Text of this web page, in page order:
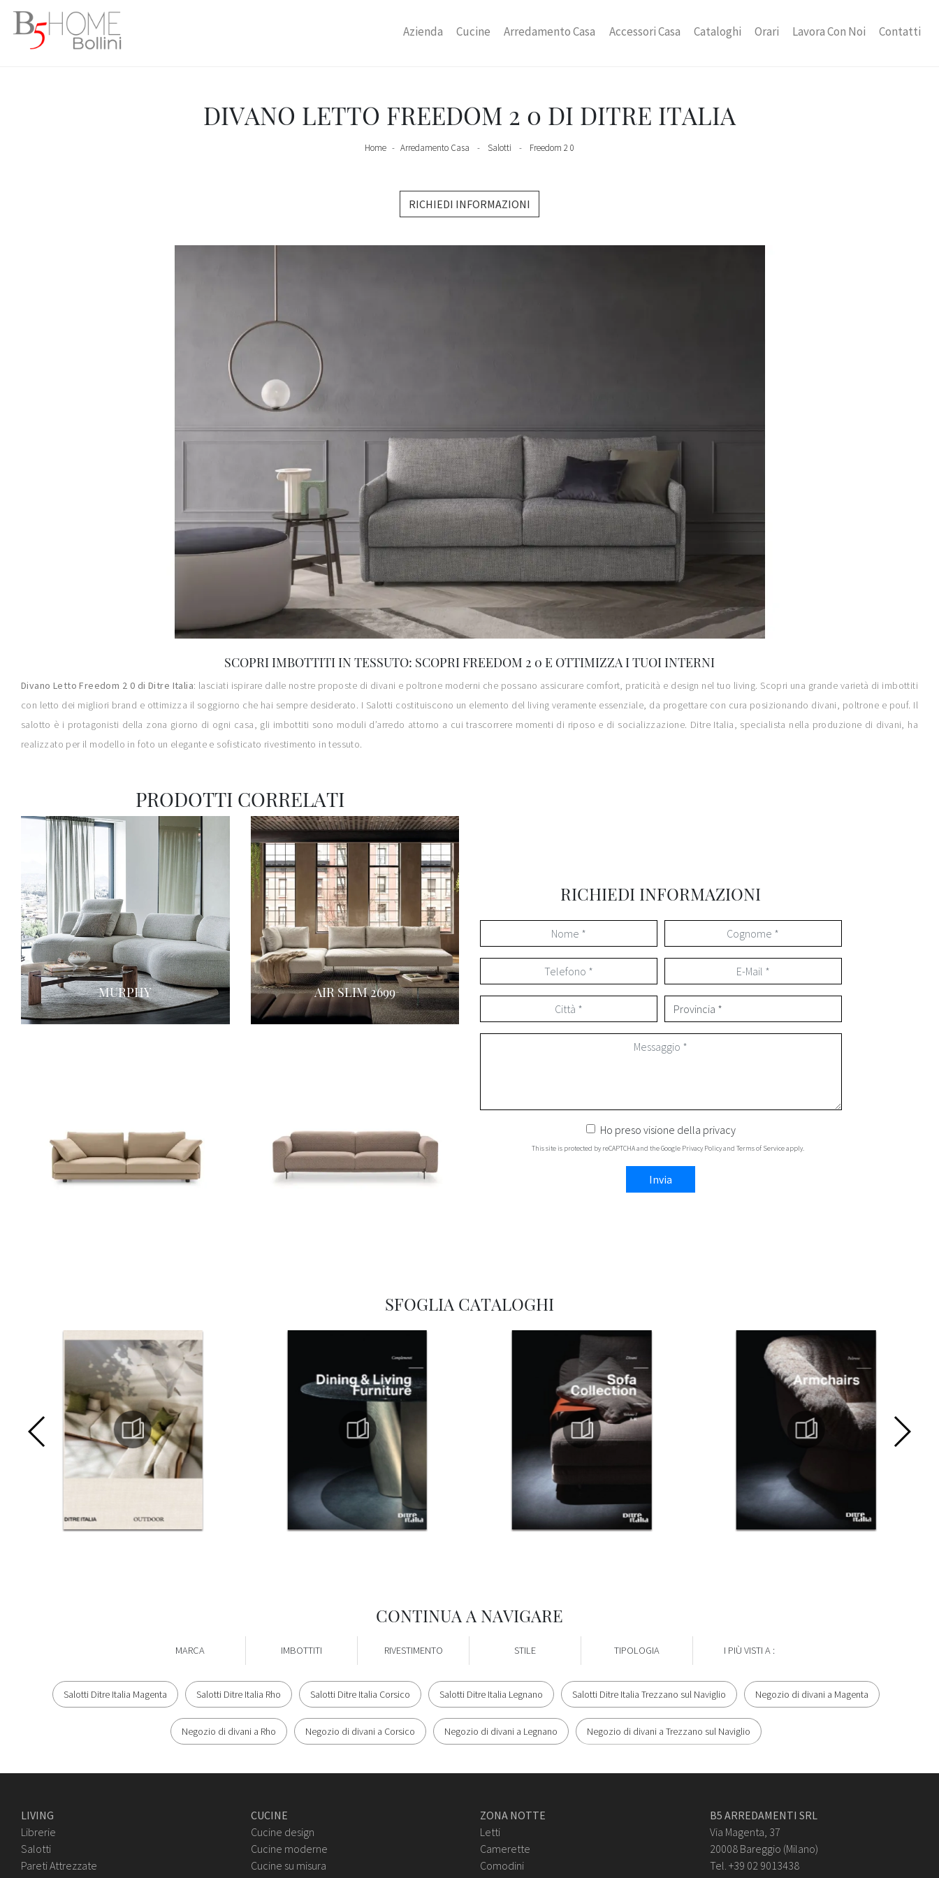
Azienda Cucine Arredamento Casa Accessori Casa Cataloghi Orari Lavora Con Noi Contatti
DIVANO LETTO FREEDOM 2 0 DI DITRE ITALIA
Home - Arredamento Casa - Salotti - Freedom 2 0
RICHIEDI INFORMAZIONI
SCOPRI IMBOTTITI IN TESSUTO: SCOPRI FREEDOM 2 0 E OTTIMIZZA I TUOI INTERNI
Divano Letto Freedom 2 0 di Ditre Italia: lasciati ispirare dalle nostre proposte di divani e poltrone moderni che possano assicurare comfort, praticità e design nel tuo living. Scopri una grande varietà di imbottiti
con letto dei migliori brand e ottimizza il soggiorno che hai sempre desiderato. I Salotti costituiscono un elemento del living veramente essenziale, da progettare con cura posizionando divani, poltrone e pouf. Il
salotto è i protagonisti della zona giorno di ogni casa, gli imbottiti sono moduli d’arredo attorno a cui trascorrere momenti di riposo e di socializzazione. Ditre Italia, specialista nella produzione di divani, ha
realizzato per il modello in foto un elegante e sofisticato rivestimento in tessuto.
PRODOTTI CORRELATI
MURPHY AIR SLIM 2699
RICHIEDI INFORMAZIONI
Ho preso visione della privacy
This site is protected by reCAPTCHA and the Google Privacy Policyand Terms of Serviceapply.
Invia
SFOGLIA CATALOGHI
CONTINUA A NAVIGARE
MARCA IMBOTTITI RIVESTIMENTO STILE TIPOLOGIA I PIÙ VISTI A :
Salotti Ditre Italia Magenta Salotti Ditre Italia Rho Salotti Ditre Italia Corsico Salotti Ditre Italia Legnano Salotti Ditre Italia Trezzano sul Naviglio Negozio di divani a Magenta
Negozio di divani a Rho Negozio di divani a Corsico Negozio di divani a Legnano Negozio di divani a Trezzano sul Naviglio
LIVING
Librerie
Salotti
Pareti Attrezzate
CUCINE
Cucine design
Cucine moderne
Cucine su misura
ZONA NOTTE
Letti
Camerette
Comodini
B5 ARREDAMENTI SRL
Via Magenta, 37
20008 Bareggio (Milano)
Tel. +39 02 9013438